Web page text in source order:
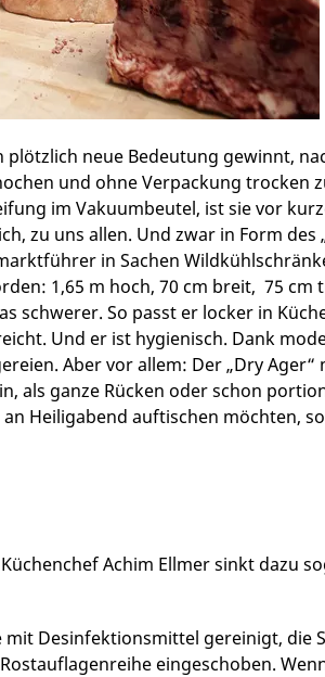
plötzlich neue Bedeutung gewinnt,
und ohne Verpackung trocken
im Vakuumbeutel, ist sie vor
zu uns allen. Und zwar in Form des
in Sachen
1,65 m hoch, 70 cm breit, 75
schwerer. So passt er locker in
Und er ist hygienisch. Dank
Aber vor allem: Der „Dry
als ganze Rücken oder schon
Heiligabend auftischen möchten,
Achim Ellmer sinkt dazu
Desinfektionsmittel gereinigt, die
eingeschoben.